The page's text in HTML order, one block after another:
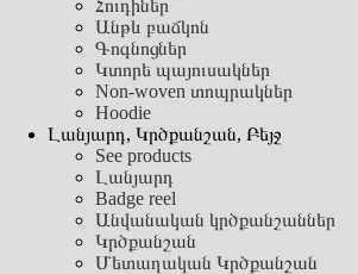
Հուդիներ
Անթև բաճկոն
Գոգնոցներ
Կտորե պայուսակներ
Non-woven տոպրակներ
Hoodie
Լանյարդ, Կրծքանշան, Բեյջ
See products
Լանյարդ
Badge reel
Անվանական կրծքանշաններ
Կրծքանշան
Մետաղական Կրծքանշան